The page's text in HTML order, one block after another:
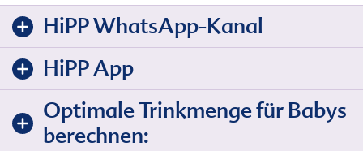
HiPP WhatsApp-Kanal
HiPP App
Optimale Trinkmenge für Babys
berechnen: